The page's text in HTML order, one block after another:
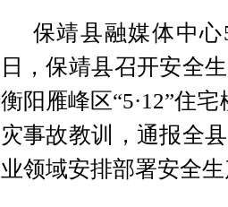
保靖县融媒体中
日，保靖县召开安全
衡阳雁峰区“5·12”住
灾事故教训，通报全
业领域安排部署安全